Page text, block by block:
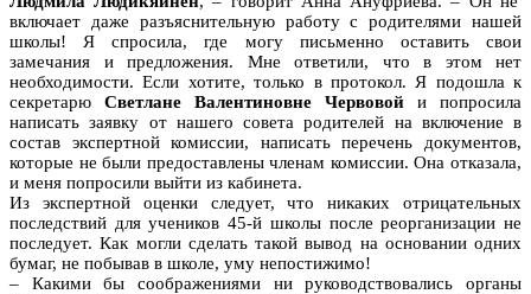
включает даже разъяснительную работу с родителями нашей
школы! Я спросила, где могу письменно оставить свои
замечания и предложения. Мне ответили, что в этом нет
необходимости. Если хотите, только в протокол. Я подошла к
секретарю Светлане Валентиновне Червовой и попросила
написать заявку от нашего совета родителей на включение в
состав экспертной комиссии, написать перечень документов,
которые не были предоставлены членам комиссии. Она отказала,
и меня попросили выйти из кабинета.
Из экспертной оценки следует, что никаких отрицательных
последствий для учеников 45-й школы после реорганизации не
последует. Как могли сделать такой вывод на основании одних
бумаг, не побывав в школе, уму непостижимо!
– Какими бы соображениями ни руководствовались органы